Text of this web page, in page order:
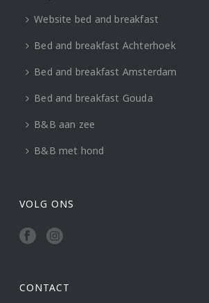
Website bed and breakfast
Bed and breakfast Achterhoek
Bed and breakfast Amsterdam
Bed and breakfast Gouda
B&B aan zee
B&B met hond
VOLG ONS
CONTACT